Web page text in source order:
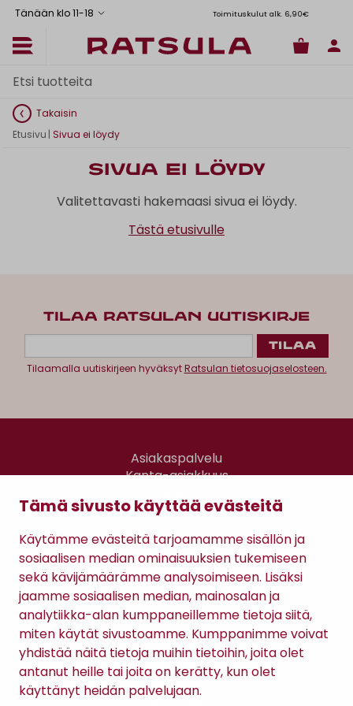
Tämä sivusto käyttää evästeitä
Käytämme evästeitä tarjoamamme sisällön ja
sosiaalisen median ominaisuuksien tukemiseen
sekä kävijämäärämme analysoimiseen. Lisäksi
jaamme sosiaalisen median, mainosalan ja
analytiikka-alan kumppaneillemme tietoja siitä,
miten käytät sivustoamme. Kumppanimme voivat
yhdistää näitä tietoja muihin tietoihin, joita olet
antanut heille tai joita on kerätty, kun olet
käyttänyt heidän palvelujaan.
Tänään klo 11-18 Toimituskulut alk. 6,90€
Takaisin
Etusivu | Sivua ei löydy
Sivua ei löydy
Valitettavasti hakemaasi sivua ei löydy.
Tästä etusivulle
TILAA RATSULAN UUTISKIRJE
Tilaamalla uutiskirjeen hyväksytRatsulan tietosuojaselosteen.
Asiakaspalvelu
Kanta-asiakkuus
Gomee Ratsula Café
Sopimusehdot
Tietosuojaseloste
Maksutavat